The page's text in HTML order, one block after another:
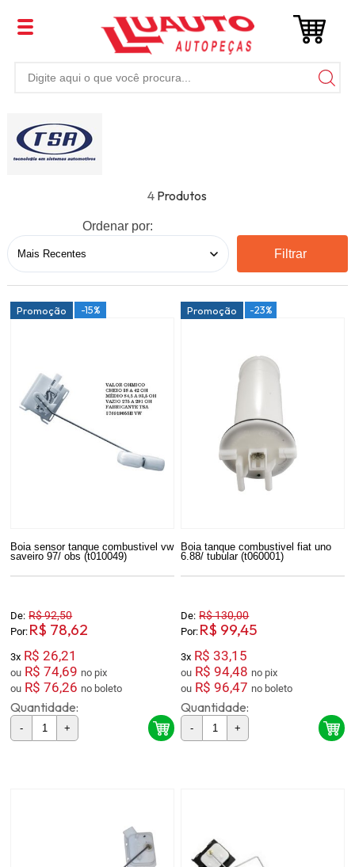
4
Ordenar por:
Filtrar
Promoção -15%
Boia sensor tanque combustivel vw
saveiro 97/ obs (t010049)
De: R$ 92,50
Por: R$ 78,62
3x R$ 26,21
ou R$ 74,69
no pix
ou R$ 76,26 no boleto
Quantidade:
- +
Promoção -23%
Boia tanque combustivel fiat uno
6.88/ tubular (t060001)
De: R$ 130,00
Por: R$ 99,45
3x R$ 33,15
ou R$ 94,48
no pix
ou R$ 96,47 no boleto
Quantidade:
- +